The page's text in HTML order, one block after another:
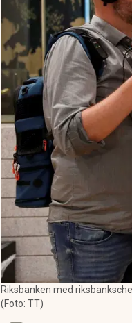
Riksbanken med
(Foto: TT)